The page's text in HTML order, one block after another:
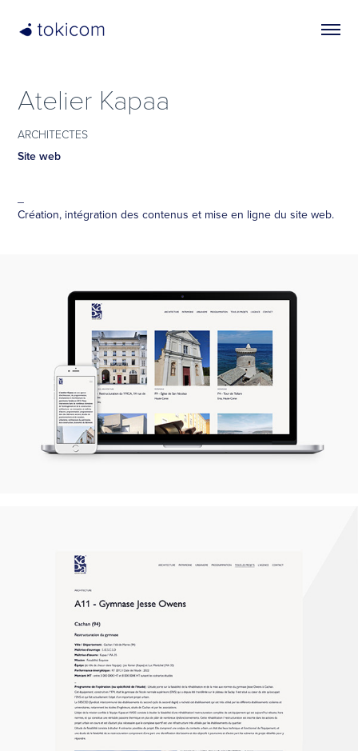
Atelier Kapaa
ARCHITECTES
Site web
Création, intégration des contenus et mise en ligne du site web.